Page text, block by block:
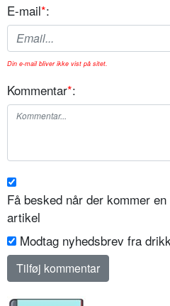
E-mail*:
Din e-mail bliver ikke vist på sitet.
Kommentar*:
Få besked når der kommer
artikel
Modtag nyhedsbrev fra